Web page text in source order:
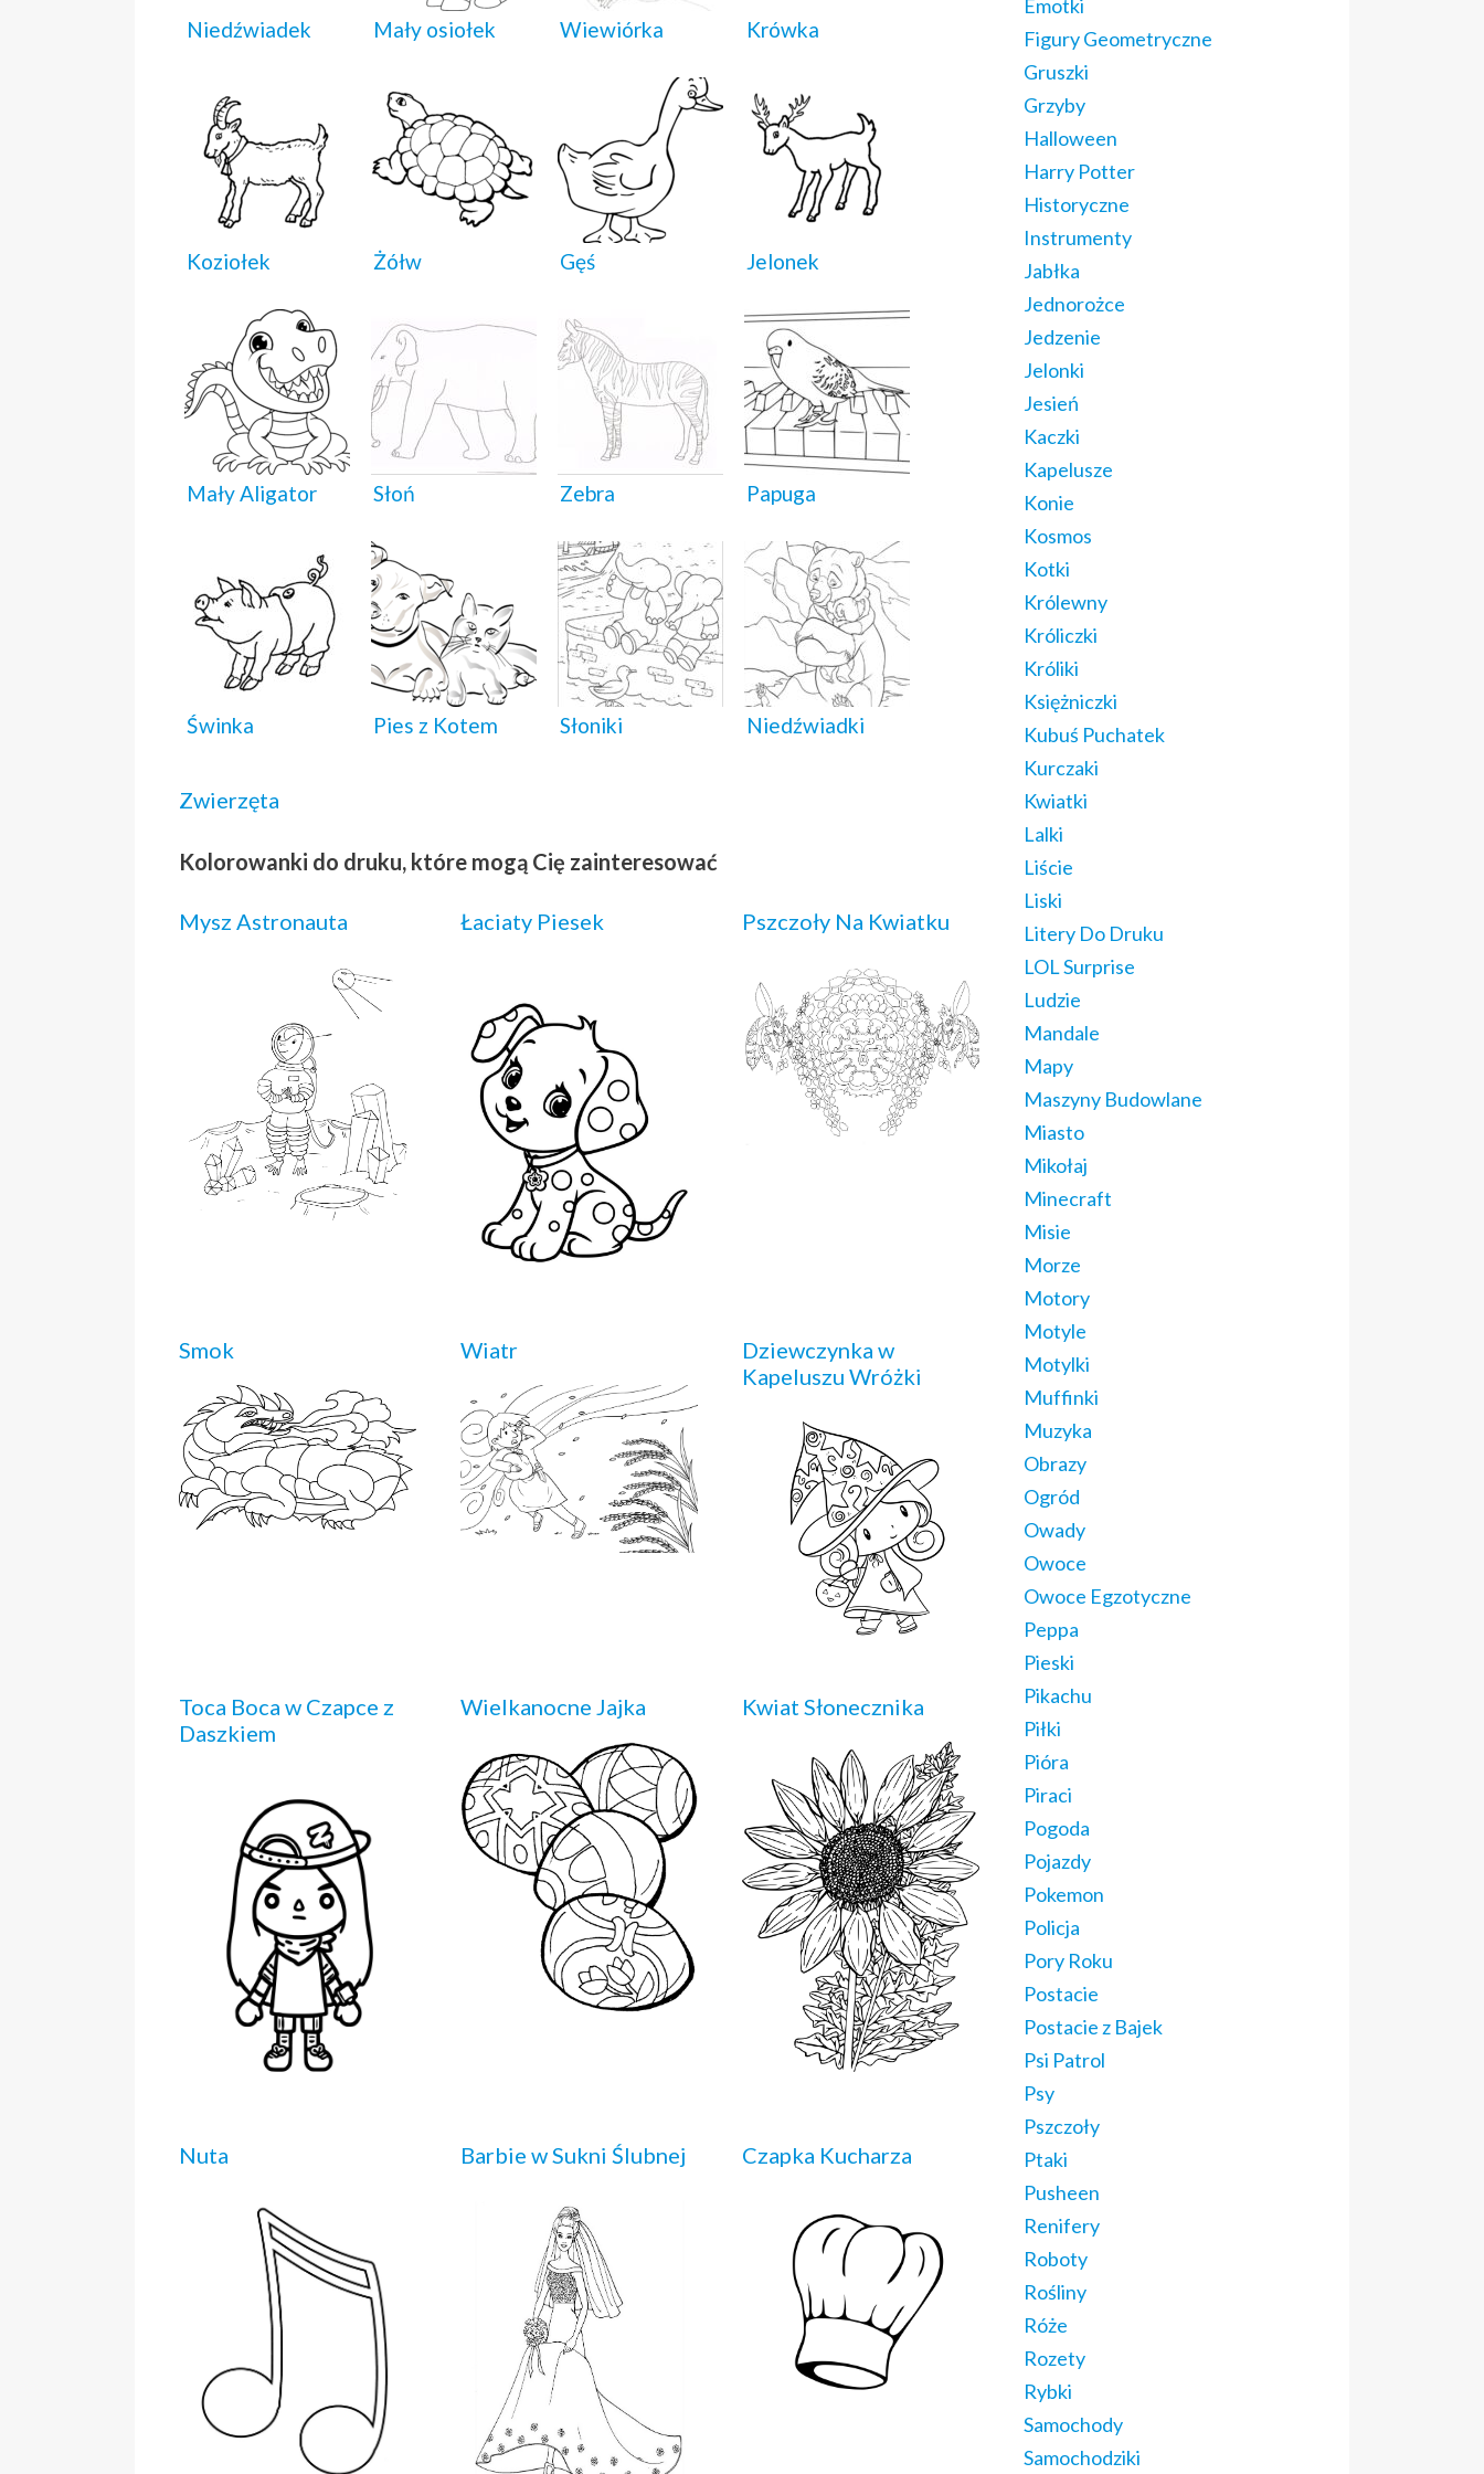
Niedźwiadek Mały osiołek Wiewiórka Krówka
Koziołek Żółw Gęś Jelonek
Mały Aligator Słoń Zebra Papuga
Świnka Pies z Kotem Słoniki Niedźwiadki
Zwierzęta
Kolorowanki do druku, które mogą Cię zainteresować
Mysz Astronauta Łaciaty Piesek Pszczoły Na Kwiatku
Smok Wiatr
Dziewczynka w
Kapeluszu Wróżki
Toca Boca w Czapce z
Daszkiem
Wielkanocne Jajka Kwiat Słonecznika
Nuta Barbie w Sukni Ślubnej Czapka Kucharza
Emotki
Figury Geometryczne
Gruszki
Grzyby
Halloween
Harry Potter
Historyczne
Instrumenty
Jabłka
Jednorożce
Jedzenie
Jelonki
Jesień
Kaczki
Kapelusze
Konie
Kosmos
Kotki
Królewny
Króliczki
Króliki
Księżniczki
Kubuś Puchatek
Kurczaki
Kwiatki
Lalki
Liście
Liski
Litery Do Druku
LOL Surprise
Ludzie
Mandale
Mapy
Maszyny Budowlane
Miasto
Mikołaj
Minecraft
Misie
Morze
Motory
Motyle
Motylki
Muffinki
Muzyka
Obrazy
Ogród
Owady
Owoce
Owoce Egzotyczne
Peppa
Pieski
Pikachu
Piłki
Pióra
Piraci
Pogoda
Pojazdy
Pokemon
Policja
Pory Roku
Postacie
Postacie z Bajek
Psi Patrol
Psy
Pszczoły
Ptaki
Pusheen
Renifery
Roboty
Rośliny
Róże
Rozety
Rybki
Samochody
Samochodziki